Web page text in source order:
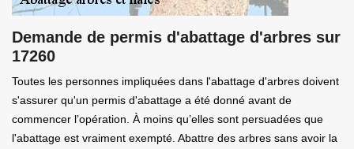
Demande de permis d'abattage d'arbres sur
17260
Toutes les personnes impliquées dans l'abattage d'arbres doivent
s'assurer qu'un permis d'abattage a été donné avant de
commencer l’opération. À moins qu’elles sont persuadées que
l'abattage est vraiment exempté. Abattre des arbres sans avoir la